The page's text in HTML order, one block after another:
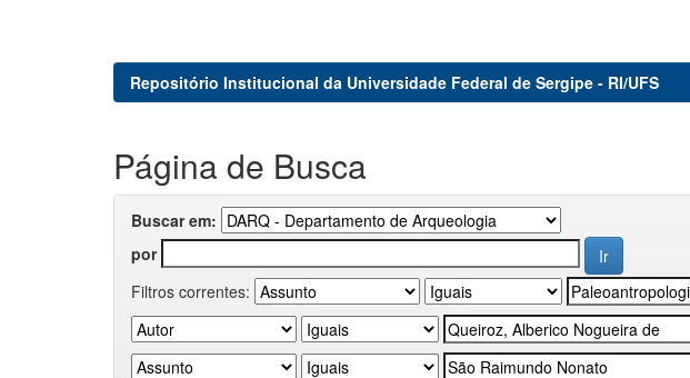
Repositório Institucional da Universidade Federal de Sergipe - RI/UFS
Página de Busca
Buscar em:
por
Filtros correntes: